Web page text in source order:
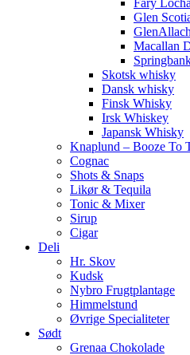
Fary
Glen
Macallan
Skotsk whisky
Dansk whisky
Finsk Whisky
Irsk Whiskey
Japansk Whisky
Knaplund – Booze To
Cognac
Shots & Snaps
Likør & Tequila
Tonic & Mixer
Sirup
Cigar
Deli
Hr. Skov
Kudsk
Nybro Frugtplantage
Himmelstund
Øvrige Specialiteter
Sødt
Grenaa Chokolade